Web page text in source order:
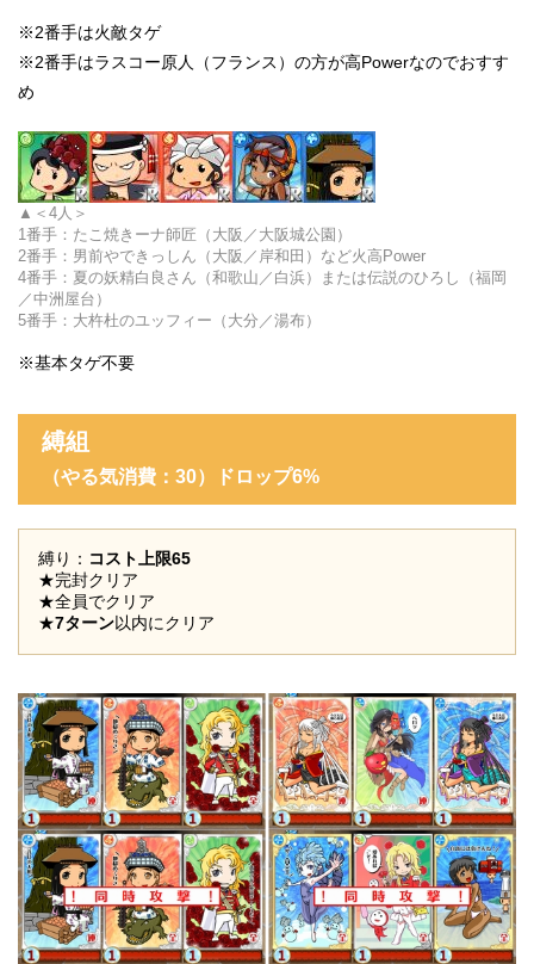
※2番手は火敵タゲ
※2番手はラスコー原人（フランス）の方が高Powerなのでおすす
め
＜4人＞
1番手： たこ焼きーナ師匠（大阪／大阪城公園）
2番手：男前やできっしん（大阪／岸和田）など火高Power
4番手：夏の妖精白良さん（和歌山／白浜）または伝説のひろし（福岡
／中洲屋台）
5番手：大杵杜のユッフィー（大分／湯布）
※基本タゲ不要
縛組
（やる気消費：30）ドロップ6%
縛り： コスト上限65
★完封クリア
★全員でクリア
★7ターン以内にクリア